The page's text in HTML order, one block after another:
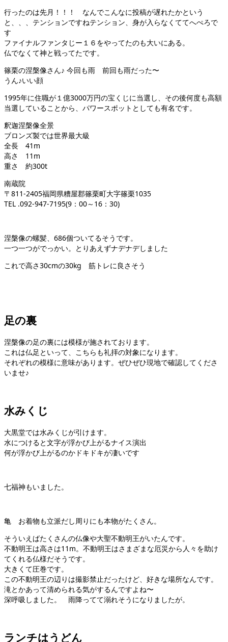
行ったのは先月！！！ なんでこんなに投稿が遅れたかという
と、、、テンションですねテンション、身が入らなくててへぺろで
す
ファイナルファンタじー１６をやってたのも大いにある。
仏でなくて神と戦ってたです。
篠栗の涅槃像さん♪ 今回も雨 前回も雨だった〜
うん♪いい顔
1995年に住職が１億3000万円の宝くじに当選し、その後何度も高額
当選していることから、パワースポットとしても有名です。
釈迦涅槃像全景
ブロンズ製では世界最大級
全長 41m
高さ 11m
重さ 約300t
南蔵院
〒811-2405福岡県糟屋郡篠栗町大字篠栗1035
TEL .092-947-7195(9：00～16：30)
涅槃像の螺髪、686個ついてるそうです。
一つ一つがでっかい。とりあえずナデナデしました
これで高さ30cmの30kg 筋トレに良さそう
足の裏
涅槃像の足の裏には模様が施されております。
これは仏足といって、こちらも礼拝の対象になります。
それぞれの模様に意味があります。ぜひぜひ現地で確認してくださ
いませ♪
水みくじ
大黒堂では水みくじが引けます。
水につけると文字が浮かび上がるナイス演出
何が浮かび上がるのかドキドキが凄いです
七福神もいました。
亀 お着物も立派だし周りにも本物がたくさん。
そういえばたくさんの仏像や大聖不動明王がいたんです。
不動明王は高さは11m。不動明王はさまざまな厄災から人々を助け
てくれる仏様だそうです。
大きくて圧巻です。
この不動明王の辺りは撮影禁止だったけど、好きな場所なんです。
滝とかあって清められる気がするんですよね〜
深呼吸しました。 雨降ってて溺れそうになりましたが。
ランチはうどん